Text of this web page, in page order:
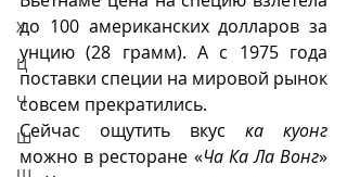
Х
Ц
Ч
Ш
до 100 американских долларов за
унцию (28 грамм). А с 1975 года
поставки специи на мировой рынок
совсем прекратились.
Сейчас ощутить вкус ка куонг
можно в ресторане «Ча Ка Ла Вонг»